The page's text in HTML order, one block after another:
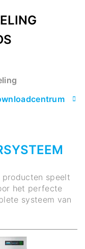
producten speelt
het perfecte
systeem van